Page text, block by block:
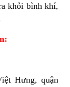
khỏi bình khí,
Hưng, quận